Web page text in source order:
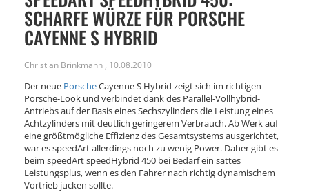
SCHARFE WÜRZE FÜR PORSCHE
CAYENNE S HYBRID
Christian Brinkmann , 10.08.2010
Der neue PorscheCayenne S Hybrid zeigt sich im richtigen
Porsche-Look und verbindet dank des Parallel-Vollhybrid-
Antriebs auf der Basis eines Sechszylinders die Leistung eines
Achtzylinders mit deutlich geringerem Verbrauch. Ab Werk auf
eine größtmögliche Effizienz des Gesamtsystems ausgerichtet,
war es speedArt allerdings noch zu wenig Power. Daher gibt es
beim speedArt speedHybrid 450 bei Bedarf ein sattes
Leistungsplus, wenn es den Fahrer nach richtig dynamischem
Vortrieb jucken sollte.